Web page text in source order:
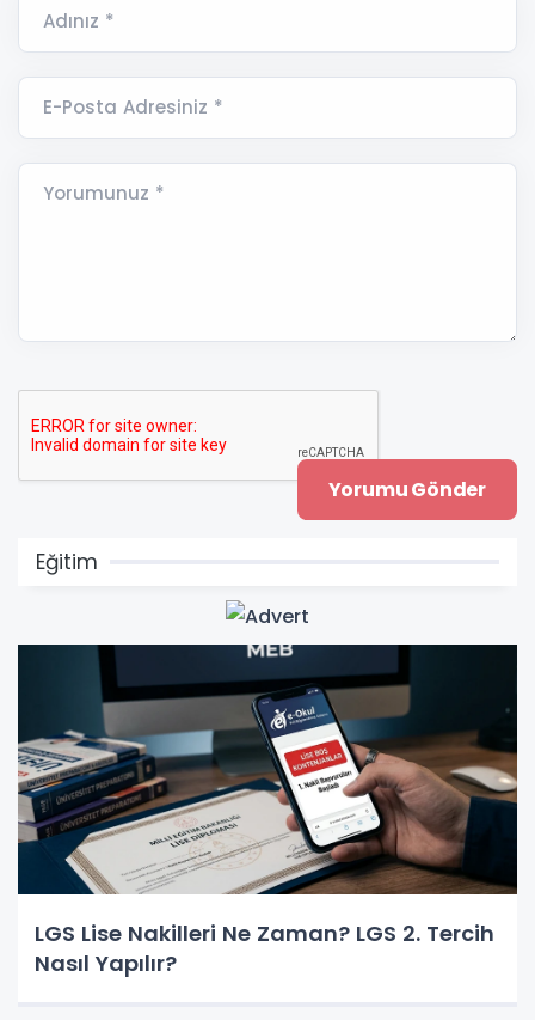
Adınız *
E-Posta Adresiniz *
Yorumunuz *
Eğitim
LGS Lise Nakilleri Ne Zaman? LGS 2. Tercih
Nasıl Yapılır?